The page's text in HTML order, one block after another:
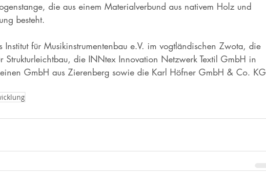
die aus einem Materialverbund aus nativem Holz und
besteht.
Institut für Musikinstrumentenbau e.V. im vogtländischen Zwota, die
Strukturleichtbau, die INNtex Innovation Netzwerk Textil GmbH in
GmbH aus Zierenberg sowie die Karl Höfner GmbH & Co. KG